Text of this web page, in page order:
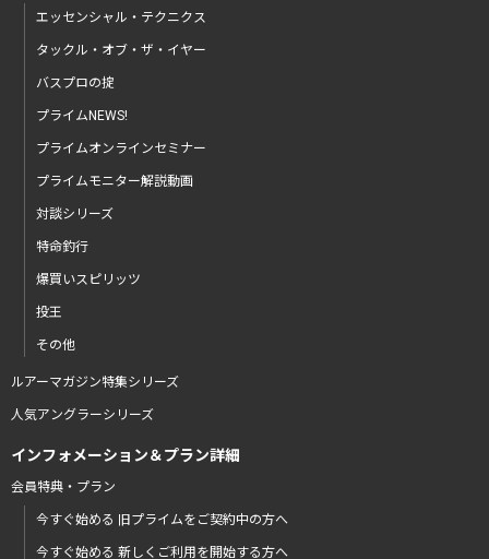
エッセンシャル・テクニクス
タックル・オブ・ザ・イヤー
バスプロの掟
プライムNEWS!
プライムオンラインセミナー
プライムモニター解説動画
対談シリーズ
特命釣行
爆買いスピリッツ
投王
その他
ルアーマガジン特集シリーズ
人気アングラーシリーズ
インフォメーション＆プラン詳細
会員特典・プラン
今すぐ始める 旧プライムをご契約中の方へ
今すぐ始める 新しくご利用を開始する方へ